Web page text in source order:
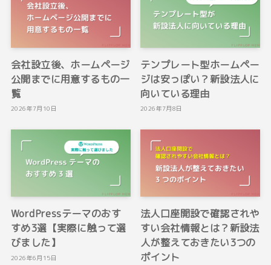
会社設立後、ホームページ
公開までに用意するもの一
覧
2026年7月10日
テンプレート型ホームペー
ジは安っぽい？新設法人に
向いている理由
2026年7月8日
WordPressテーマのおす
すめ3選【実際に触って選
びました】
2026年6月15日
法人口座開設で確認されや
すい会社情報とは？新設法
人が整えておきたい3つの
ポイント